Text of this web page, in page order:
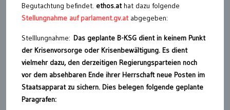
Begutachtung befindet. ethos.athat dazu folgende
Stellungnahme auf parlament.gv.atabgegeben:
Stelllungnahme: Das geplante B-KSG dient in keinem Punkt
der Krisenvorsorge oder Krisenbewältigung. Es dient
vielmehr dazu, den derzeitigen Regierungsparteien noch
vor dem absehbaren Ende ihrer Herrschaft neue Posten im
Staatsapparat zu sichern. Dies belegen folgende geplante
Paragrafen: